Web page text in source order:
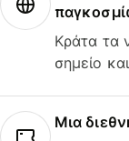
Κράτα τα
σημείο
Μια